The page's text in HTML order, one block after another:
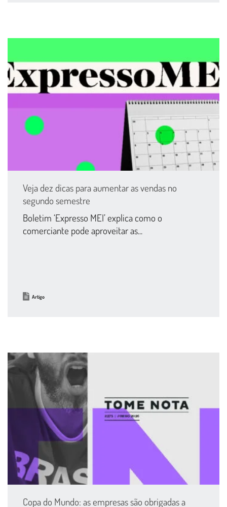
Veja dez dicas para aumentar as vendas no
segundo semestre
Boletim ‘Expresso MEI’ explica como o
comerciante pode aproveitar as...
Artigo
Copa do Mundo: as empresas são obrigadas a